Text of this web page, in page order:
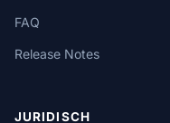
FAQ
Release Notes
JURIDISCH